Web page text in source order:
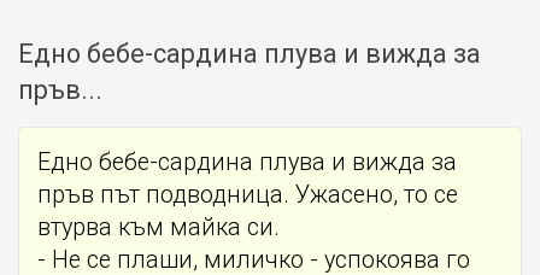
Едно бебе-сардина плува и вижда за
пръв...
Едно бебе-сардина плува и вижда за
пръв път подводница. Ужасено, то се
втурва към майка си.
- Не се плаши, миличко - успокоява го